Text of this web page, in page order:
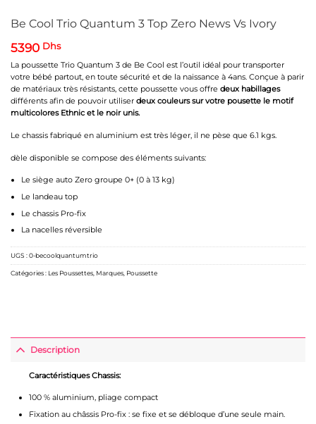
Be Cool Trio Quantum 3 Top Zero News Vs Ivory
5390 Dhs
La poussette Trio Quantum 3 de Be Cool est l’outil idéal pour transporter
votre bébé partout, en toute sécurité et de la naissance à 4ans. Conçue à parir
de matériaux très résistants, cette poussette vous offre deux habillages
différents afin de pouvoir utiliser deux couleurs sur votre pousette le motif
multicolores Ethnic et le noir unis.
Le chassis fabriqué en aluminium est très léger, il ne pèse que 6.1 kgs.
dèle disponible se compose des éléments suivants:
Le siège auto Zero groupe 0+ (0 à 13 kg)
Le landeau top
Le chassis Pro-fix
La nacelles réversible
UGS :0-becoolquantumtrio
Catégories : Les Poussettes Marques Poussette
Description
Caractéristiques Chassis:
100 % aluminium, pliage compact
Fixation au châssis Pro-fix : se fixe et se débloque d’une seule main.